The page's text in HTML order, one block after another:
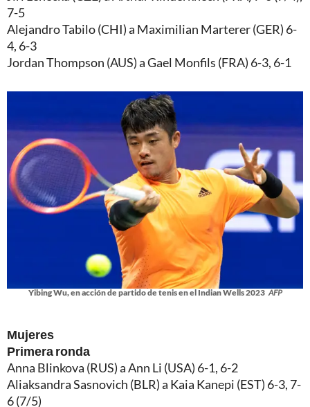
7-5
Alejandro Tabilo (CHI) a Maximilian Marterer (GER) 6-
4, 6-3
Jordan Thompson (AUS) a Gael Monfils (FRA) 6-3, 6-1
Yibing Wu, en acción de partido de tenis en el Indian Wells 2023 AFP
Mujeres
Primera ronda
Anna Blinkova (RUS) a Ann Li (USA) 6-1, 6-2
Aliaksandra Sasnovich (BLR) a Kaia Kanepi (EST) 6-3, 7-
6 (7/5)